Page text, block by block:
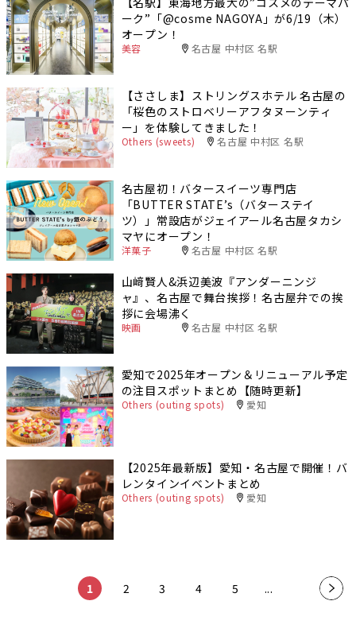
ーク”「@cosme NAGOYA」が6/19（木）
オープン！
美容 名古屋 中村区 名駅
【ささしま】ストリングスホテル 名古屋の
「桜色のストロベリーアフタヌーンティ
ー」を体験してきました！
Others (sweets) 名古屋 中村区 名駅
名古屋初！バタースイーツ専門店
「BUTTER STATE’s（バターステイ
ツ）」常設店がジェイアール名古屋タカシ
マヤにオープン！
洋菓子 名古屋 中村区 名駅
山﨑賢人&浜辺美波『アンダーニンジ
ャ』、名古屋で舞台挨拶！名古屋弁での挨
拶に会場沸く
映画 名古屋 中村区 名駅
愛知で2025年オープン＆リニューアル予定
の注目スポットまとめ【随時更新】
Others (outing spots) 愛知
【2025年最新版】愛知・名古屋で開催！バ
レンタインイベントまとめ
Others (outing spots) 愛知
1 2 3 4 5 ... »